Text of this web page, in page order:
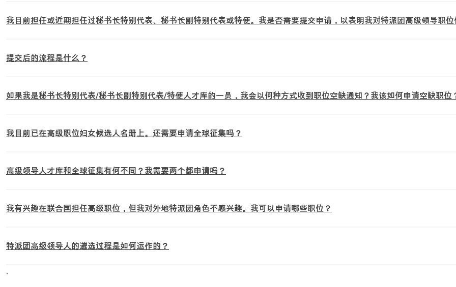
我目前担任或近期担任过秘书长特别代表、秘书长副特别代表或特使。我是否需要提交申请，以表明我对特派团高级领导职位
提交后的流程是什么？
如果我是秘书长特别代表/秘书长副特别代表/特使人才库的一员，我会以何种方式收到职位空缺通知？我该如何申请空缺职位
我目前已在高级职位妇女候选人名册上。还需要申请全球征集吗？
高级领导人才库和全球征集有何不同？我需要两个都申请吗？
我有兴趣在联合国担任高级职位，但我对外地特派团角色不感兴趣。我可以申请哪些职位？
特派团高级领导人的遴选过程是如何运作的？
.